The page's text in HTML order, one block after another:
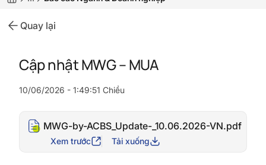
Quay lại
Cập nhật MWG – MUA
10/06/2026 - 1:49:51 Chiều
MWG-by-ACBS_Update-_10.06.2026-VN.pdf
Xem trước Tải xuống